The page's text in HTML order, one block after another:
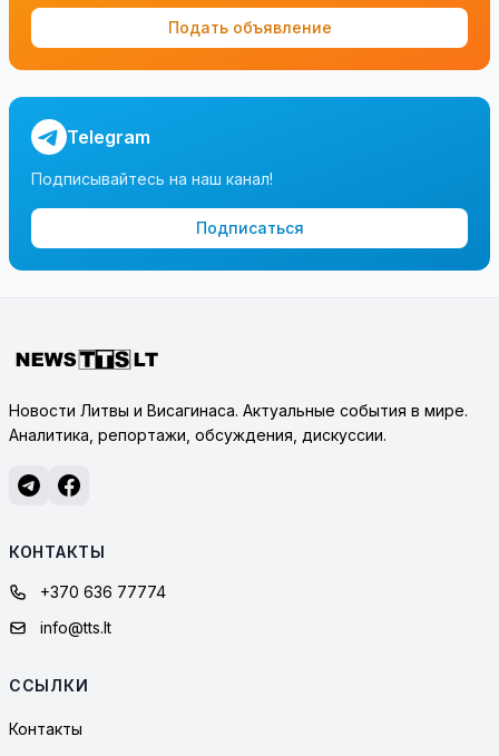
Подать объявление
Telegram
Подписывайтесь на наш канал!
Подписаться
Новости Литвы и Висагинаса. Актуальные события в мире.
Аналитика, репортажи, обсуждения, дискуссии.
КОНТАКТЫ
+370 636 77774
info@tts.lt
ССЫЛКИ
Контакты